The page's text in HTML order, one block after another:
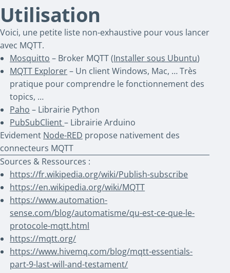
Utilisation
Voici, une petite liste non-exhaustive pour vous lancer
avec MQTT.
Mosquitto – Broker MQTT (Installer sous Ubuntu)
MQTT Explorer– Un client Windows, Mac, … Très
pratique pour comprendre le fonctionnement des
topics, …
Paho – Librairie Python
PubSubClient– Librairie Arduino
Evidement Node-RED propose nativement des
connecteurs MQTT
Sources & Ressources :
https://fr.wikipedia.org/wiki/Publish-subscribe
https://en.wikipedia.org/wiki/MQTT
https://www.automation-
sense.com/blog/automatisme/qu-est-ce-que-le-
protocole-mqtt.html
https://mqtt.org/
https://www.hivemq.com/blog/mqtt-essentials-
part-9-last-will-and-testament/